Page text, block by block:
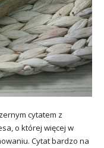
cytatem z
o której więcej w
Cytat bardzo na